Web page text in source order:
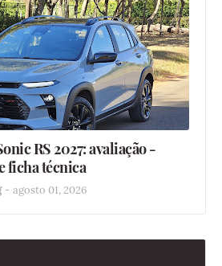
RS 2027: avaliação -
ficha técnica
- agosto 01, 2026